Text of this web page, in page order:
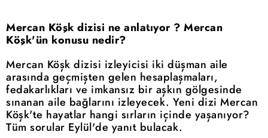
Mercan Köşk dizisi ne anlatıyor ? Mercan
Köşk'ün konusu nedir?
Mercan Köşk dizisi izleyicisi iki düşman aile
arasında geçmişten gelen hesaplaşmaları,
fedakarlıkları ve imkansız bir aşkın gölgesinde
sınanan aile bağlarını izleyecek. Yeni dizi Mercan
Köşk'te hayatlar hangi sırların içinde yaşanıyor?
Tüm sorular Eylül'de yanıt bulacak.